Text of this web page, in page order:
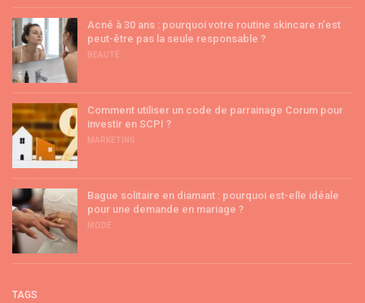
Acné à 30 ans : pourquoi votre routine skincare n’est
peut-être pas la seule responsable ?
BEAUTÉ
Comment utiliser un code de parrainage Corum pour
investir en SCPI ?
MARKETING
Bague solitaire en diamant : pourquoi est-elle idéale
pour une demande en mariage ?
MODE
TAGS